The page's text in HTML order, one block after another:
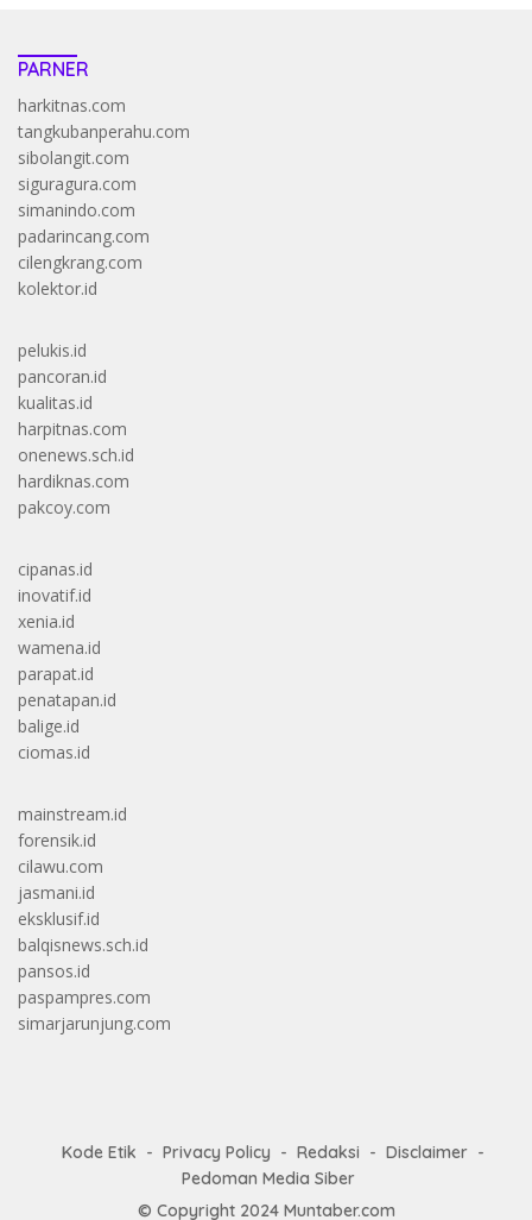
PARNER
harkitnas.com
tangkubanperahu.com
sibolangit.com
siguragura.com
simanindo.com
padarincang.com
cilengkrang.com
kolektor.id
pelukis.id
pancoran.id
kualitas.id
harpitnas.com
onenews.sch.id
hardiknas.com
pakcoy.com
cipanas.id
inovatif.id
xenia.id
wamena.id
parapat.id
penatapan.id
balige.id
ciomas.id
mainstream.id
forensik.id
cilawu.com
jasmani.id
eksklusif.id
balqisnews.sch.id
pansos.id
paspampres.com
simarjarunjung.com
Kode Etik Privacy Policy Redaksi
Disclaimer
Pedoman Media Siber
© Copyright 2024 Muntaber.com